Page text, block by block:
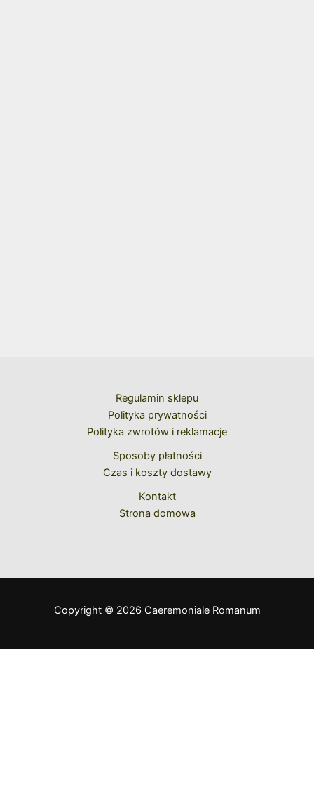
Regulamin sklepu
Polityka prywatności
Polityka zwrotów i reklamacje
Sposoby płatności
Czas i koszty dostawy
Kontakt
Strona domowa
Copyright © 2026 Caeremoniale Romanum